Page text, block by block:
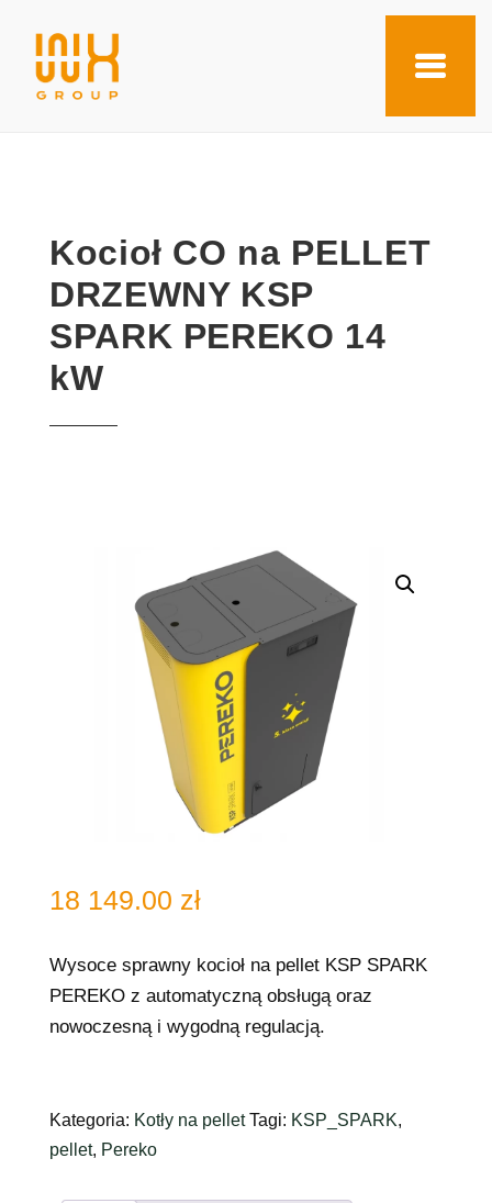
Kocioł CO na PELLET
DRZEWNY KSP
SPARK PEREKO 14
kW
18 149.00 zł
Wysoce sprawny kocioł na pellet KSP SPARK
PEREKO z automatyczną obsługą oraz
nowoczesną i wygodną regulacją.
Kategoria: Kotły na pellet Tagi: KSP_SPARK,
pellet, Pereko